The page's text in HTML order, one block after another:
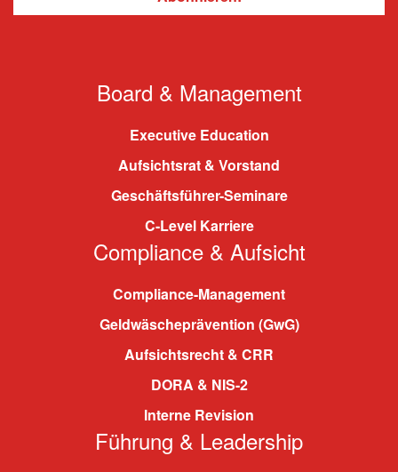
Board & Management
Executive Education
Aufsichtsrat & Vorstand
Geschäftsführer-Seminare
C-Level Karriere
Compliance & Aufsicht
Compliance-Management
Geldwäscheprävention (GwG)
Aufsichtsrecht & CRR
DORA & NIS-2
Interne Revision
Führung & Leadership